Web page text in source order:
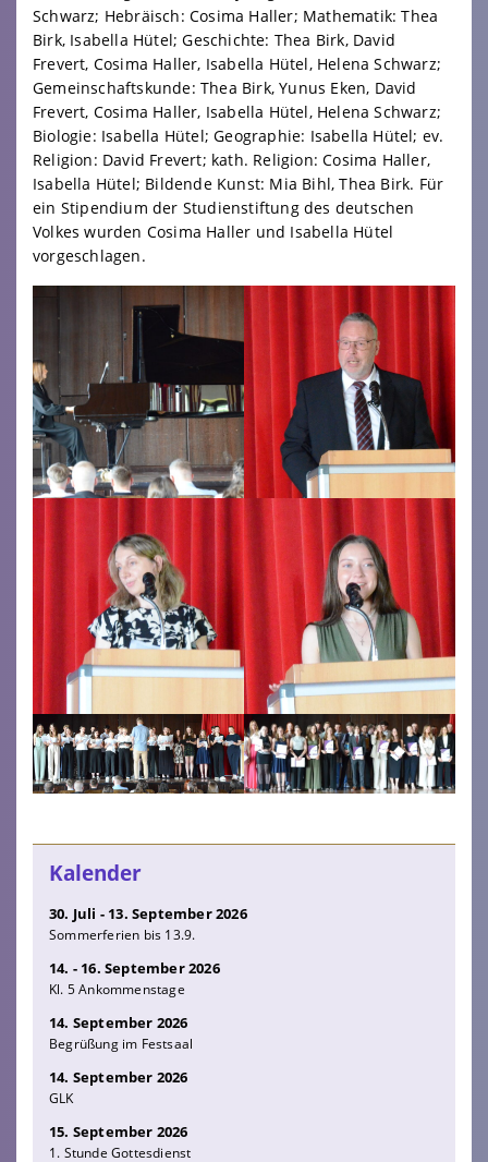
Schwarz; Hebräisch: Cosima Haller; Mathematik: Thea
Birk, Isabella Hütel; Geschichte: Thea Birk, David
Frevert, Cosima Haller, Isabella Hütel, Helena Schwarz;
Gemeinschaftskunde: Thea Birk, Yunus Eken, David
Frevert, Cosima Haller, Isabella Hütel, Helena Schwarz;
Biologie: Isabella Hütel; Geographie: Isabella Hütel; ev.
Religion: David Frevert; kath. Religion: Cosima Haller,
Isabella Hütel; Bildende Kunst: Mia Bihl, Thea Birk. Für
ein Stipendium der Studienstiftung des deutschen
Volkes wurden Cosima Haller und Isabella Hütel
vorgeschlagen.
Kalender
30. Juli - 13. September 2026
Sommerferien bis 13.9.
14. - 16. September 2026
Kl. 5 Ankommenstage
14. September 2026
Begrüßung im Festsaal
14. September 2026
GLK
15. September 2026
1. Stunde Gottesdienst